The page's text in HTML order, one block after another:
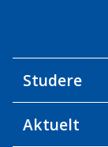
Studere
Aktuelt